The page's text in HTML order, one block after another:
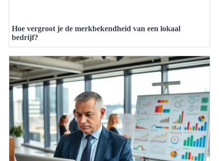
Hoe vergroot je de merkbekendheid van een lokaal
bedrijf?